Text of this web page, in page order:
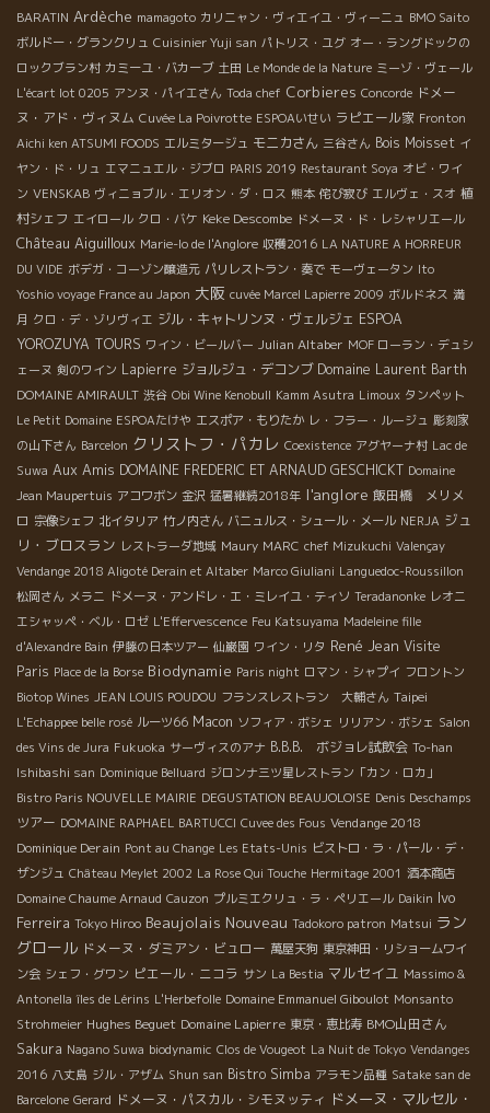
BARATIN Ardèche mamagoto カリニャン・ヴィエイユ・ヴィーニュ BMO Saito
ボルドー・グランクリュ Cuisinier Yuji san パトリス・ユグ オー・ラングドックの
ロックブラン村 カミーユ・バカーブ 土田 Le Monde de la Nature ミーゾ・ヴェール
L'écart lot 0205 アンヌ・パイエさん Toda chef Corbieres Concorde ドメー
ヌ・アド・ヴィヌム Cuvée La Poivrotte ESPOAいせい ラピエール家 Fronton
Aichi ken ATSUMI FOODS エルミタージュ モニカさん 三谷さん Bois Moisset イ
ヤン・ド・リュ エマニュエル・ジブロ PARIS 2019 Restaurant Soya オビ・ワイ
ン VENSKAB ヴィニョブル・エリオン・ダ・ロス 熊本 侘び寂び エルヴェ・スオ 植
村シェフ エイロール クロ・バケ Keke Descombe ドメーヌ・ド・レシャリエール
Château Aiguilloux Marie-lo de l'Anglore 収穫2016 LA NATURE A HORREUR
DU VIDE ボデガ・コーゾン醸造元 パリレストラン・奏で モーヴェータン Ito
Yoshio voyage France au Japon 大阪 cuvée Marcel Lapierre 2009 ボルドネス 満
月 クロ・デ・ゾリヴィエ ジル・キャトリンヌ・ヴェルジェ ESPOA
YOROZUYA TOURS ワイン・ビールバー Julian Altaber MOF ローラン・デュシ
ェーヌ 剣のワイン Lapierre ジョルジュ・デコンブ Domaine Laurent Barth
DOMAINE AMIRAULT 渋谷 Obi Wine Kenobull Kamm Asutra Limoux タンペット
Le Petit Domaine ESPOAたけや エスポア・もりたか レ・フラー・ルージュ 彫刻家
の山下さん Barcelon クリストフ・パカレ Coexistence アグヤーナ村 Lac de
Suwa Aux Amis DOMAINE FREDERIC ET ARNAUD GESCHICKT Domaine
Jean Maupertuis アコワボン 金沢 猛暑継続2018年 l'anglore 飯田橋 メリメ
ロ 宗像シェフ 北イタリア 竹ノ内さん バニュルス・シュール・メール NERJA ジュ
リ・ブロスラン レストラーダ地域 Maury MARC chef Mizukuchi Valençay
Vendange 2018 Aligoté Derain et Altaber Marco Giuliani Languedoc-Roussillon
松岡さん メラニ ドメーヌ・アンドレ・エ・ミレイユ・ティソ Teradanonke レオニ
エシャッペ・ベル・ロゼ L'Effervescence Feu Katsuyama Madeleine fille
d'Alexandre Bain 伊藤の日本ツアー 仙巌園 ワイン・リタ René Jean Visite
Paris Place de la Borse Biodynamie Paris night ロマン・シャプイ フロントン
Biotop Wines JEAN LOUIS POUDOU フランスレストラン 大輔さん Taipei
L'Echappee belle rosé ルーツ66 Macon ソフィア・ボシェ リリアン・ボシェ Salon
des Vins de Jura Fukuoka サーヴィスのアナ B.B.B. ボジョレ試飲会 To-han
Ishibashi san Dominique Belluard ジロンナ三ツ星レストラン「カン・ロカ」
Bistro Paris NOUVELLE MAIRIE DEGUSTATION BEAUJOLOISE Denis Deschamps
ツアー DOMAINE RAPHAEL BARTUCCI Cuvee des Fous Vendange 2018
Dominique Derain Pont au Change Les Etats-Unis ビストロ・ラ・パール・デ・
ザンジュ Château Meylet 2002 La Rose Qui Touche Hermitage 2001 酒本商店
Domaine Chaume Arnaud Cauzon プルミエクリュ・ラ・ペリエール Daikin Ivo
Ferreira Tokyo Hiroo Beaujolais Nouveau Tadokoro patron Matsui ラン
グロール ドメーヌ・ダミアン・ビュロー 萬屋天狗 東京神田・リショームワイ
ン会 シェフ・グワン ピエール・ニコラ サン La Bestia マルセイユ Massimo &
Antonella îles de Lérins L'Herbefolle Domaine Emmanuel Giboulot Monsanto
Strohmeier Hughes Beguet Domaine Lapierre 東京・恵比寿 BMO山田さん
Sakura Nagano Suwa biodynamic Clos de Vougeot La Nuit de Tokyo Vendanges
2016 八丈島 ジル・アザム Shun san Bistro Simba アラモン品種 Satake san de
Barcelone Gerard ドメーヌ・パスカル・シモヌッティ ドメーヌ・マルセル・